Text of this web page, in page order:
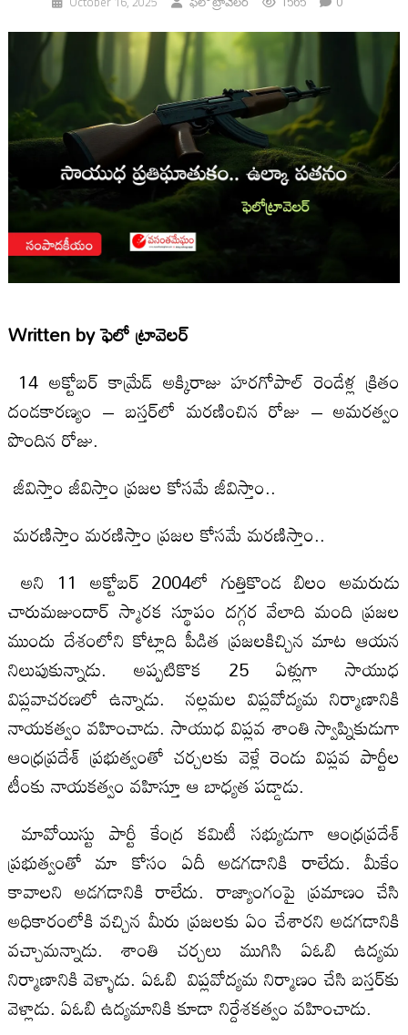
Written byఫెలో ట్రావెలర్
14 అక్టోబర్‌ కామ్రేడ్‌ అక్కిరాజు హరగోపాల్‌ రెండేళ్ల క్రితం
దండకారణ్యం – బస్తర్‌లో మరణించిన రోజు – అమరత్వం
పొందిన రోజు.
జీవిస్తాం జీవిస్తాం ప్రజల కోసమే జీవిస్తాం..
మరణిస్తాం మరణిస్తాం ప్రజల కోసమే మరణిస్తాం..
అని 11 అక్టోబర్‌ 2004లో గుత్తికొండ బిలం అమరుడు
చారుమజుందార్‌ స్మారక స్థూపం దగ్గర వేలాది మంది ప్రజల
ముందు దేశంలోని కోట్లాది పీడిత ప్రజలకిచ్చిన మాట ఆయన
నిలుపుకున్నాడు. అప్పటికొక 25 ఏళ్లుగా సాయుధ
విప్లవాచరణలో ఉన్నాడు. నల్లమల విప్లవోద్యమ నిర్మాణానికి
నాయకత్వం వహించాడు. సాయుధ విప్లవ శాంతి స్వాప్నికుడుగా
ఆంధ్రప్రదేశ్‌ ప్రభుత్వంతో చర్చలకు వెళ్లే రెండు విప్లవ పార్టీల
టీంకు నాయకత్వం వహిస్తూ ఆ బాధ్యత పడ్డాడు.
మావోయిస్టు పార్టీ కేంద్ర కమిటీ సభ్యుడుగా ఆంధ్రప్రదేశ్‌
ప్రభుత్వంతో మా కోసం ఏదీ అడగడానికి రాలేదు. మీకేం
కావాలని అడగడానికి రాలేదు. రాజ్యాంగంపై ప్రమాణం చేసి
అధికారంలోకి వచ్చిన మీరు ప్రజలకు ఏం చేశారని అడగడానికి
వచ్చామన్నాడు. శాంతి చర్చలు ముగిసి ఏఓబి ఉద్యమ
నిర్మాణానికి వెళ్ళాడు. ఏఓబి విప్లవోద్యమ నిర్మాణం చేసి బస్తర్‌కు
వెళ్లాడు. ఏఓబి ఉద్యమానికి కూడా నిర్దేశకత్వం వహించాడు.